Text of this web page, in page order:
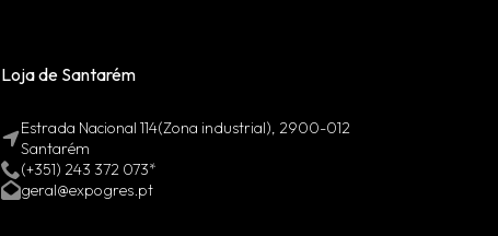
Loja de Santarém
Estrada Nacional 114(Zona industrial), 2900-012
Santarém
(+351) 243 372 073*
geral@expogres.pt